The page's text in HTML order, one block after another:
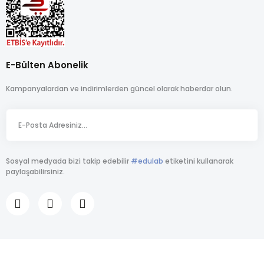
E-Bülten Abonelik
Kampanyalardan ve indirimlerden güncel olarak haberdar olun.
Sosyal medyada bizi takip edebilir #edulab etiketini kullanarak
paylaşabilirsiniz.